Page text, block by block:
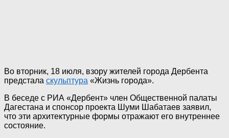
Во вторник, 18 июля, взору жителей города Дер­бента
предстала скульптура «Жизнь города».
В беседе с РИА «Дерб­ент» член Общественн­ой палаты
Дагестана и спонсор проекта Шуми Шабатаев заявил,
что эти арх­итектурные формы отр­ажают его внутреннее
состояние.